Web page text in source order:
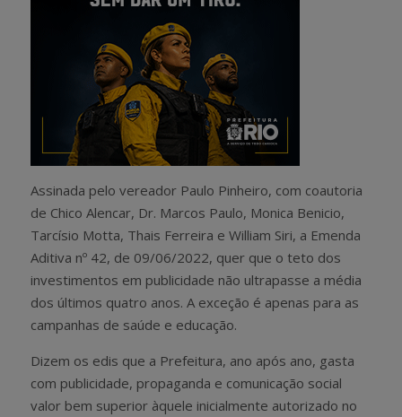
Assinada pelo vereador Paulo Pinheiro, com coautoria
de Chico Alencar, Dr. Marcos Paulo, Monica Benicio,
Tarcísio Motta, Thais Ferreira e William Siri, a Emenda
Aditiva nº 42, de 09/06/2022, quer que o teto dos
investimentos em publicidade não ultrapasse a média
dos últimos quatro anos. A exceção é apenas para as
campanhas de saúde e educação.
Dizem os edis que a Prefeitura, ano após ano, gasta
com publicidade, propaganda e comunicação social
valor bem superior àquele inicialmente autorizado no